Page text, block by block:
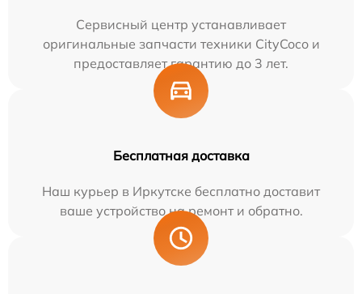
Сервисный центр устанавливает
оригинальные запчасти техники CityCoco и
предоставляет гарантию до 3 лет.
Бесплатная доставка
Наш курьер в Иркутске бесплатно доставит
ваше устройство на ремонт и обратно.